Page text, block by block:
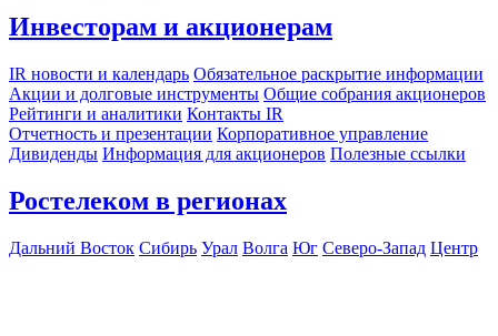
Инвесторам и акционерам
IR новости и календарь Обязательное раскрытие информации
Акции и долговые инструменты Общие собрания акционеров
Рейтинги и аналитики Контакты IR
Отчетность и презентации Корпоративное управление
Дивиденды Информация для акционеров Полезные ссылки
Ростелеком в регионах
Дальний Восток Сибирь Урал Волга Юг Северо-Запад Центр